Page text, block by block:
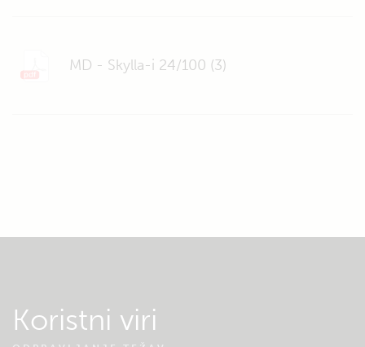
MD - Skylla-i 24/100 (3)
Koristni viri